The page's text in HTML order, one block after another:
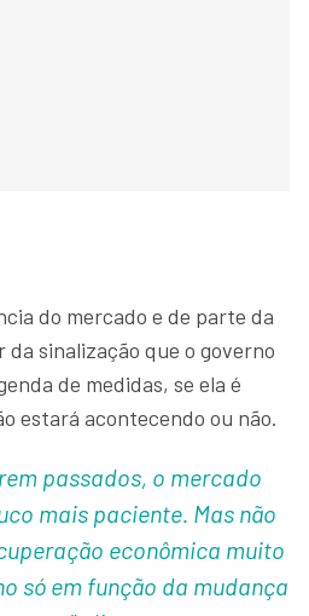
do mercado e de parte da
sinalização que o governo
de medidas, se ela é
estará acontecendo ou não.
passados, o mercado
mais paciente. Mas não
econômica muito
só em função da mudança